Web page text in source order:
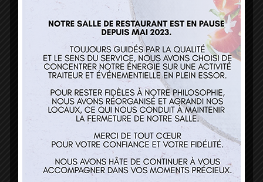
Nos services
Restaurant
Traiteur et événementiel
Contact